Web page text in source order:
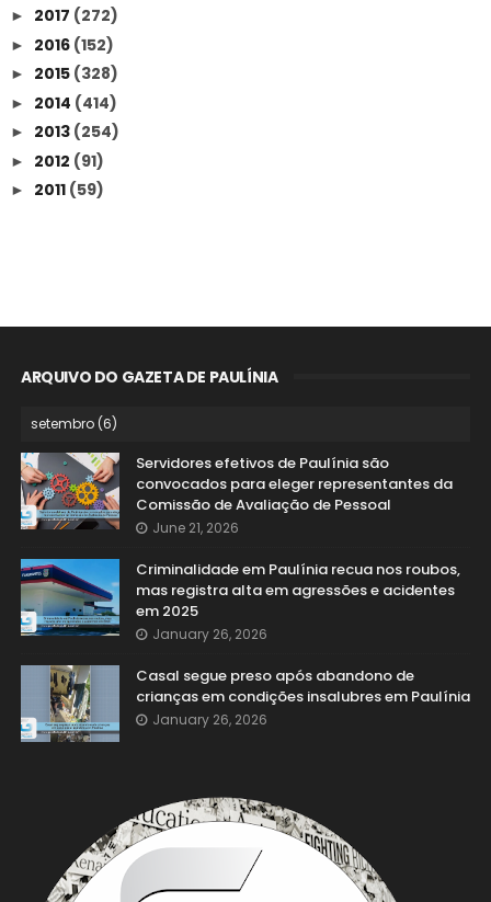
► 2017 (272)
► 2016 (152)
► 2015 (328)
► 2014 (414)
► 2013 (254)
► 2012 (91)
► 2011 (59)
ARQUIVO DO GAZETA DE PAULÍNIA
Servidores efetivos de Paulínia são
convocados para eleger representantes da
Comissão de Avaliação de Pessoal
June 21, 2026
Criminalidade em Paulínia recua nos roubos,
mas registra alta em agressões e acidentes
em 2025
January 26, 2026
Casal segue preso após abandono de
crianças em condições insalubres em Paulínia
January 26, 2026